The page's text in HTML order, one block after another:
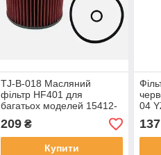
TJ-B-018 Масляний
фільтр HF401 для
багатьох моделей 15412-
300-024
209₴
Купити
04
00
137